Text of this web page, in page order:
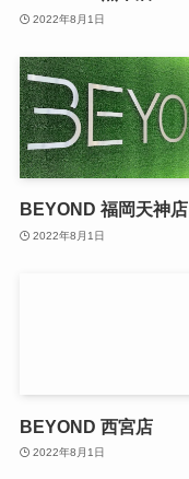
2022年8月1日
BEYOND 福岡天神店
2022年8月1日
BEYOND 西宮店
2022年8月1日